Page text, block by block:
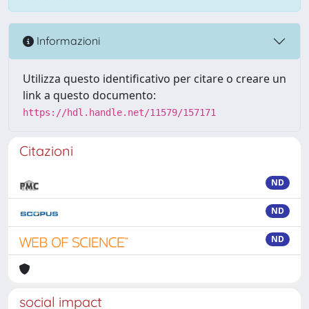
Informazioni
Utilizza questo identificativo per citare o creare un
link a questo documento:
https://hdl.handle.net/11579/157171
Citazioni
ND
ND
ND
social impact